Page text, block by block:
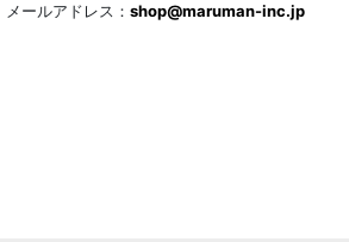
メールアドレス： shop@maruman-inc.jp